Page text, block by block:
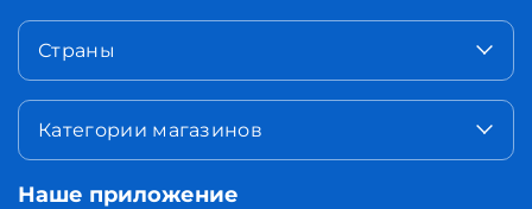
Страны
Категории магазинов
Наше приложение